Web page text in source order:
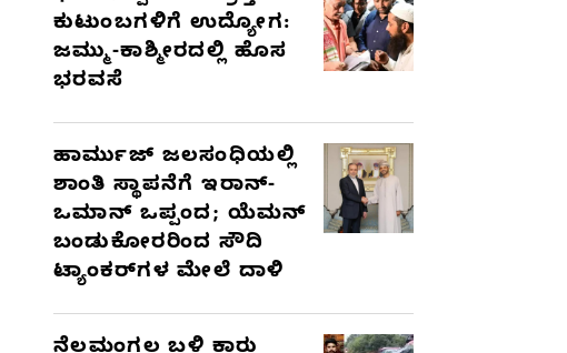
ಕುಟುಂಬಗಳಿಗೆ ಉದ್ಯೋಗ:
ಜಮ್ಮು-ಕಾಶ್ಮೀರದಲ್ಲಿ ಹೊಸ
ಭರವಸೆ
ಹಾರ್ಮುಜ್ ಜಲಸಂಧಿಯಲ್ಲಿ
ಶಾಂತಿ ಸ್ಥಾಪನೆಗೆ ಇರಾನ್-
ಒಮಾನ್ ಒಪ್ಪಂದ; ಯೆಮನ್
ಬಂಡುಕೋರರಿಂದ ಸೌದಿ
ಟ್ಯಾಂಕರ್‌ಗಳ ಮೇಲೆ ದಾಳಿ